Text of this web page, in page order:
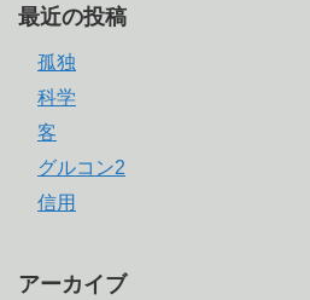
最近の投稿
孤独
科学
客
グルコン2
信用
アーカイブ